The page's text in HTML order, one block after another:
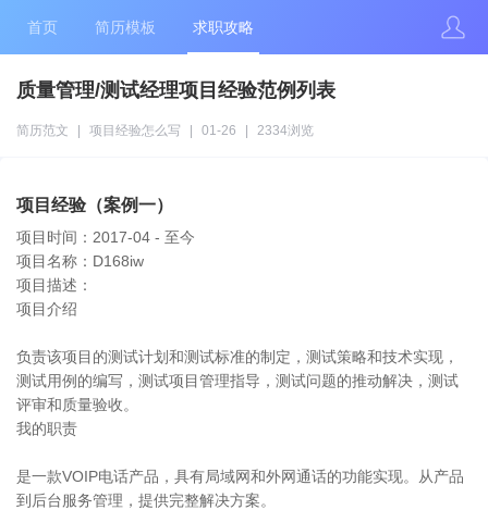
首页 简历模板 求职攻略
质量管理/测试经理项目经验范例列表
简历范文 项目经验怎么写 01-26 2334浏览
项目经验（案例一）
项目时间：2017-04 - 至今
项目名称：D168iw
项目描述：
项目介绍
负责该项目的测试计划和测试标准的制定，测试策略和技术实现，
测试用例的编写，测试项目管理指导，测试问题的推动解决，测试
评审和质量验收。
我的职责
是一款VOIP电话产品，具有局域网和外网通话的功能实现。从产品
到后台服务管理，提供完整解决方案。